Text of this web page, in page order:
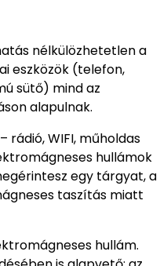
nélkülözhetetlen a
eszközök (telefon,
sütő) mind az
alapulnak.
rádió, WIFI, műholdas
hullámok
egy tárgyat, a
taszítás miatt
hullám.